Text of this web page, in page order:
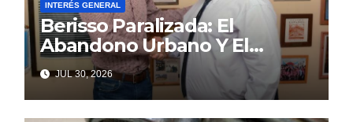
INTERÉS GENERAL
Berisso Paralizada: El
Abandono Urbano Y El
Despilfarro Político Repiten
Una Vieja Historia De
Ineficiencia
JUL 30, 2026